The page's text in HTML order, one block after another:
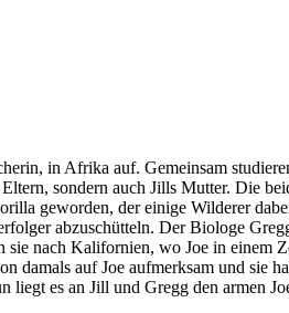
in Afrika auf. Gemeinsam
sondern auch Jills Mutter. Die
geworden, der einige Wilderer
abzuschütteln. Der Biologe
sie nach Kalifornien, wo Joe in einem
damals auf Joe aufmerksam und sie
es an Jill und Gregg den armen